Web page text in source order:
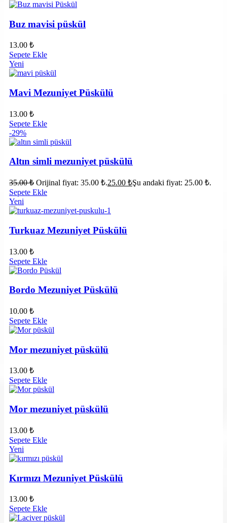
Buz mavisi püskül
13.00 ₺
Sepete Ekle
Yeni
Mavi Mezuniyet Püskülü
13.00 ₺
Sepete Ekle
-29%
Altın simli mezuniyet püskülü
35.00₺ Orijinal fiyat: 35.00 ₺.25.00 ₺Şu andaki fiyat: 25.00 ₺.
Sepete Ekle
Yeni
Turkuaz Mezuniyet Püskülü
13.00 ₺
Sepete Ekle
Bordo Mezuniyet Püskülü
10.00 ₺
Sepete Ekle
Mor mezuniyet püskülü
13.00 ₺
Sepete Ekle
Mor mezuniyet püskülü
13.00 ₺
Sepete Ekle
Yeni
Kırmızı Mezuniyet Püskülü
13.00 ₺
Sepete Ekle